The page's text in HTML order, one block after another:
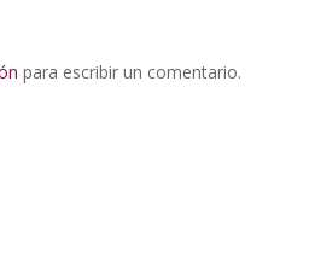
para escribir un comentario.